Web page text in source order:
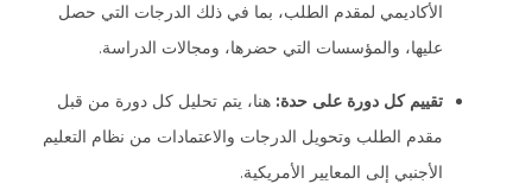
الأكاديمي لمقدم الطلب، بما في ذلك الدرجات التي حصل
عليها، والمؤسسات التي حضرها، ومجالات الدراسة.
تقييم كل دورة على حدة: هنا، يتم تحليل كل دورة من قبل
مقدم الطلب وتحويل الدرجات والاعتمادات من نظام التعليم
الأجنبي إلى المعايير الأمريكية.